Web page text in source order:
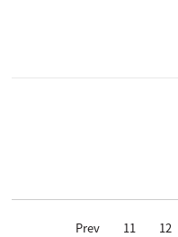
Prev 11 12